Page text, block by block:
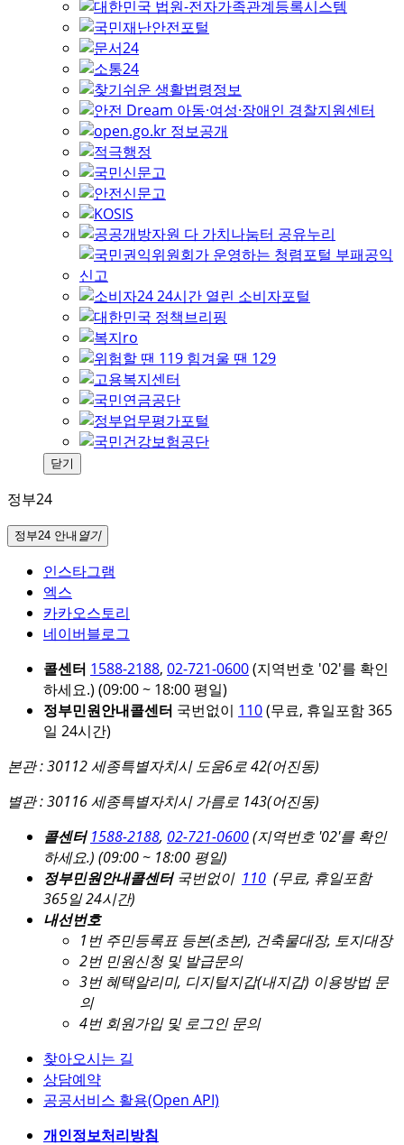
닫기
정부24
정부24 안내 열기
인스타그램
엑스
카카오스토리
네이버블로그
콜센터 1588-2188, 02-721-0600(지역번호 '02'를 확인
하세요.) (09:00 ~ 18:00 평일)
정부민원안내콜센터 국번없이 110(무료, 휴일포함 365
일 24시간)
본관 : 30112 세종특별자치시 도움6로 42(어진동)
별관 : 30116 세종특별자치시 가름로 143(어진동)
콜센터 1588-2188, 02-721-0600(지역번호 '02'를 확인
하세요.) (09:00 ~ 18:00 평일)
정부민원안내콜센터국번없이 110 (무료, 휴일포함
365일 24시간)
내선번호
1번 주민등록표 등본(초본), 건축물대장, 토지대장
2번 민원신청 및 발급문의
3번 혜택알리미, 디지털지갑(내지갑) 이용방법 문
의
4번 회원가입 및 로그인 문의
찾아오시는 길
상담예약
공공서비스 활용(Open API)
개인정보처리방침